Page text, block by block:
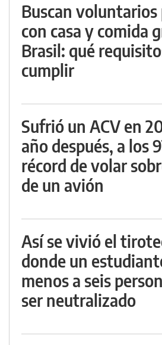
Buscan
con casa y comida
Brasil: qué
cumplir
Sufrió un ACV en
año después, a los
récord de volar
de un avión
Así se vivió el
donde un
menos a seis
ser neutralizado